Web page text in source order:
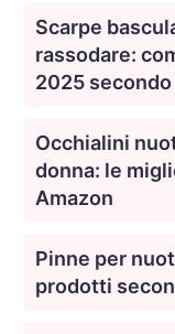
Scarpe
rassodare:
2025
Occhialini
donna: le
Amazon
Pinne per
prodotti